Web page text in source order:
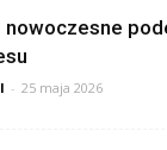
nowoczesne
- 25 maja 2026